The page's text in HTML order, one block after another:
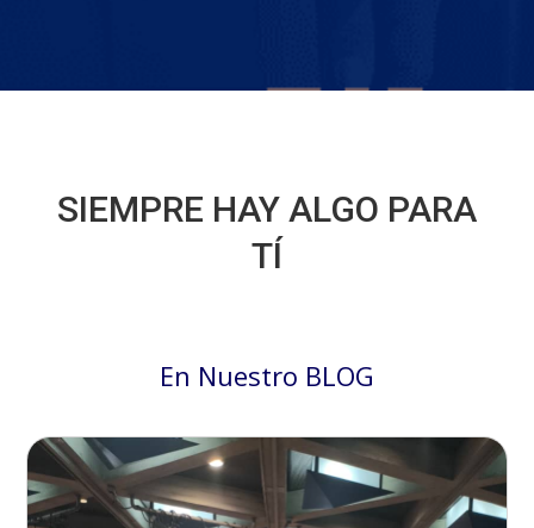
SIEMPRE HAY ALGO PARA
TÍ
En Nuestro BLOG